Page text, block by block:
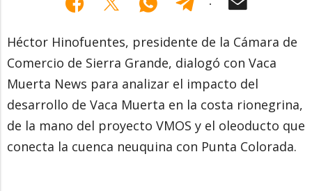
Héctor Hinofuentes, presidente de la Cámara de
Comercio de Sierra Grande, dialogó con Vaca
Muerta News para analizar el impacto del
desarrollo de Vaca Muerta en la costa rionegrina,
de la mano del proyecto VMOS y el oleoducto que
conecta la cuenca neuquina con Punta Colorada.